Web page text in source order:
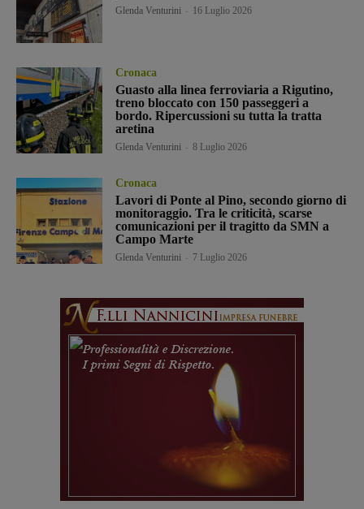
Glenda Venturini 16 Luglio 2026
Cronaca
Guasto alla linea ferroviaria a Rigutino,
treno bloccato con 150 passeggeri a
bordo. Ripercussioni su tutta la tratta
aretina
Glenda Venturini 8 Luglio 2026
Cronaca
Lavori di Ponte al Pino, secondo giorno di
monitoraggio. Tra le criticità, scarse
comunicazioni per il tragitto da SMN a
Campo Marte
Glenda Venturini 7 Luglio 2026